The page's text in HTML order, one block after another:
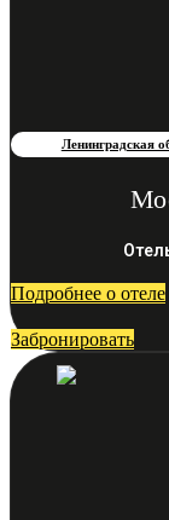
Ленинградская
Подробнее о отеле
Забронировать